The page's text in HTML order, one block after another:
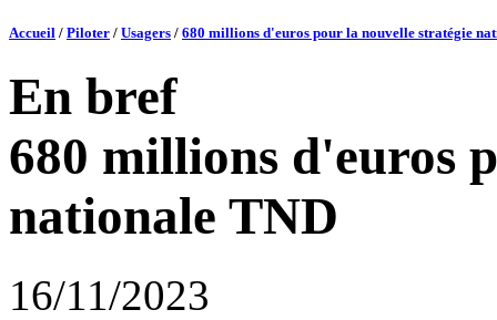
Accueil / Piloter / Usagers / 680 millions d'euros pour la nouvelle stratégie
En bref
680 millions d'euros
nationale TND
16/11/2023